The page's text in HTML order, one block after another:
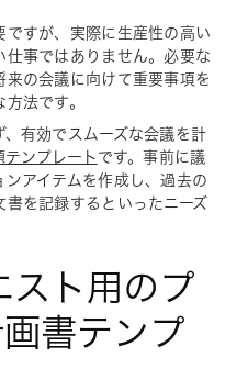
すが、実際に生産性の高い
事ではありません。必要な
の会議に向けて重要事項を
法です。
有効でスムーズな会議を計
テンプレート です。事前に議
アイテムを作成し、過去の
を記録するといったニーズ
スト用のプ
書テンプ